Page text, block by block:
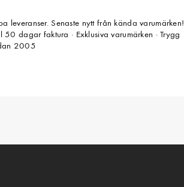
leveranser. Senaste nytt från kända varumärken!
50 dagar faktura · Exklusiva varumärken · Trygg
2005